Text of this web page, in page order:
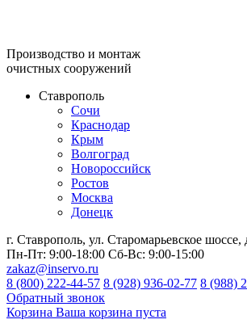
Производство и монтаж
очистных сооружений
Ставрополь
Сочи
Краснодар
Крым
Волгоград
Новороссийск
Ростов
Москва
Донецк
г. Ставрополь, ул. Старомарьевское шоссе,
Пн-Пт: 9:00-18:00 Сб-Вс: 9:00-15:00
zakaz@inservo.ru
8 (800) 222-44-57 8 (928) 936-02-77 8 (988)
Обратный звонок
Корзина Ваша корзина пуста